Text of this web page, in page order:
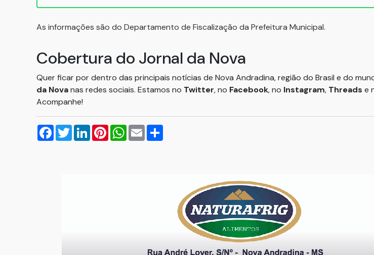
As informações são do Departamento de Fiscalização da Prefeitura Municipal.
Cobertura do Jornal da Nova
Quer ficar por dentro das principais notícias de Nova Andradina, região do Brasil e do
da Novanas redes sociais. Estamos no Twitter, no Facebook, no Instagram, Threads e
Acompanhe!
Facebook
TwitterLinkedInPinterestWhatsApp
Email